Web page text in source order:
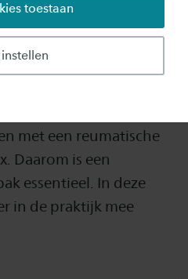
toestaan
aandoening
met voetklachten.
pijn, zorgen voor
met een reumatische
Daarom is een
essentieel. In deze
in de praktijk mee